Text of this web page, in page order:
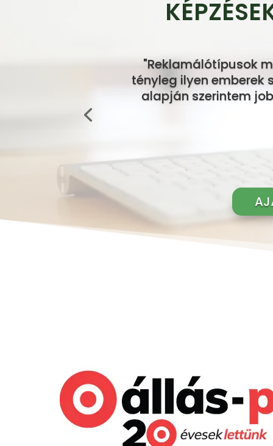
"Reklamálótípusok
tényleg ilyen emberek
alapján szerintem